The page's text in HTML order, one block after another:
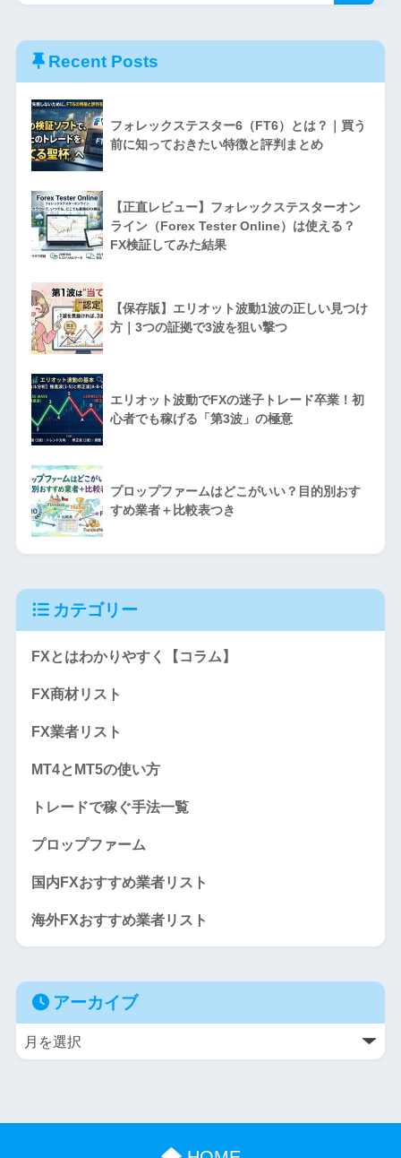
Recent Posts
フォレックステスター6（FT6）とは？｜買う
前に知っておきたい特徴と評判まとめ
【正直レビュー】フォレックステスターオン
ライン（Forex Tester Online）は使える？
FX検証してみた結果
【保存版】エリオット波動1波の正しい見つけ
方｜3つの証拠で3波を狙い撃つ
エリオット波動でFXの迷子トレード卒業！初
心者でも稼げる「第3波」の極意
プロップファームはどこがいい？目的別おす
すめ業者＋比較表つき
カテゴリー
FXとはわかりやすく【コラム】
FX商材リスト
FX業者リスト
MT4とMT5の使い方
トレードで稼ぐ手法一覧
プロップファーム
国内FXおすすめ業者リスト
海外FXおすすめ業者リスト
アーカイブ